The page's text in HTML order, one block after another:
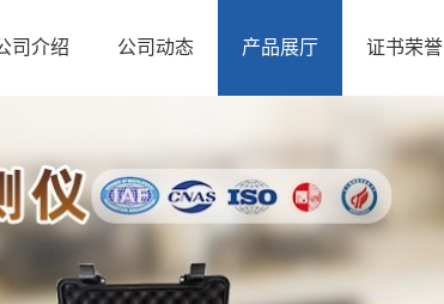
司介绍 公司动态 产品展厅 证书荣誉